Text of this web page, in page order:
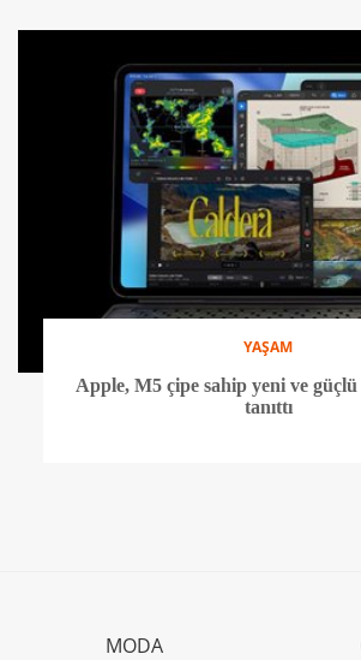
YAŞAM
Apple, M5 çipe sahip yeni ve
tanıttı
MODA